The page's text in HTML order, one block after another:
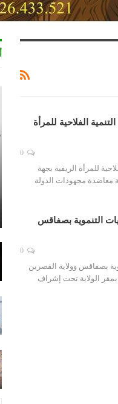
الفلاحية للمرأة
للمرأة الريفية بجهة
معاضدة مجهودات الدولة
التنموية بصفاقس
بصفاقس وولاية القصرين
الجهوية للصناعات التقليدية تمّ يوم الاثنين27 نوفمبر 2023،بمقر الولاية تحت إشراف